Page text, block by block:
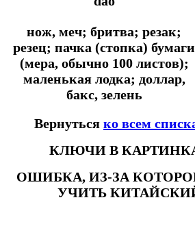
нож, меч; бритва; резак;
резец; пачка (стопка) бумаги
(мера, обычно 100 листов);
маленькая лодка; доллар,
бакс, зелень
Вернуться ко всем
КЛЮЧИ В
ОШИБКА, ИЗ-ЗА
УЧИТЬ